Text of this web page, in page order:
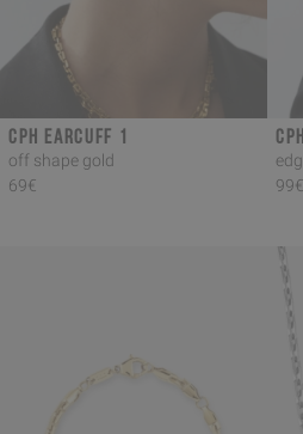
CPH EARCUFF 1
off shape gold
69€
99€